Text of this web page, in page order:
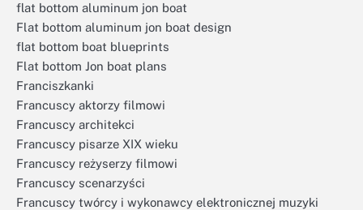
flat bottom aluminum jon boat
Flat bottom aluminum jon boat design
flat bottom boat blueprints
Flat bottom Jon boat plans
Franciszkanki
Francuscy aktorzy filmowi
Francuscy architekci
Francuscy pisarze XIX wieku
Francuscy reżyserzy filmowi
Francuscy scenarzyści
Francuscy twórcy i wykonawcy elektronicznej muzyki